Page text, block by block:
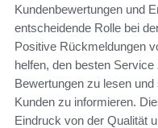
Kundenbewertungen und
entscheidende Rolle bei
Positive Rückmeldungen
helfen, den besten
Bewertungen zu lesen
Kunden zu informieren.
Eindruck von der Qualität